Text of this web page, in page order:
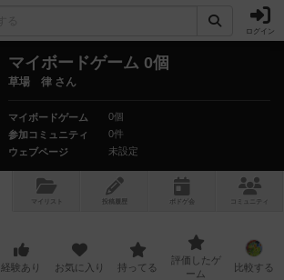
ログイン
マイボードゲーム 0個
草場 律 さん
マイボードゲーム
0個
参加コミュニティ
0件
ウェブページ
未設定
マイリスト 投稿履歴 ボ ドゲ コミュニティ
経験あり お気に入り 持ってる
評価したゲ
ーム
比較する